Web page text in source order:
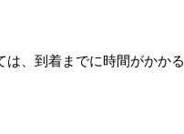
、到着までに時間がかかる